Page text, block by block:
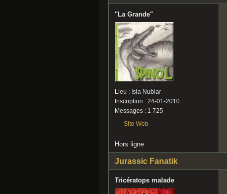
"La Grande"
Lieu : Isla Nublar
Inscription : 24-01-2010
Messages : 1 725
Site Web
Hors ligne
Jurassic Fanatik
Tricératops malade